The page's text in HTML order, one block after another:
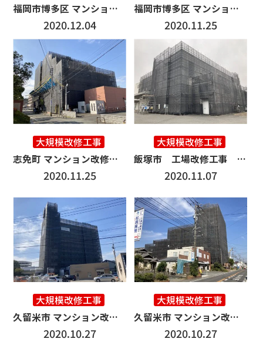
福岡市博多区 マンション改修工事 2500㎡
2020.12.04
福岡市博多区 マンション改修工事 2000㎡
2020.11.25
大規模改修工事
志免町 マンション改修工事 3500㎡
2020.11.25
大規模改修工事
飯塚市 工場改修工事 2500㎡
2020.11.07
大規模改修工事
久留米市 マンション改修工事 3000㎡
2020.10.27
大規模改修工事
久留米市 マンション改修工事 3500㎡
2020.10.27